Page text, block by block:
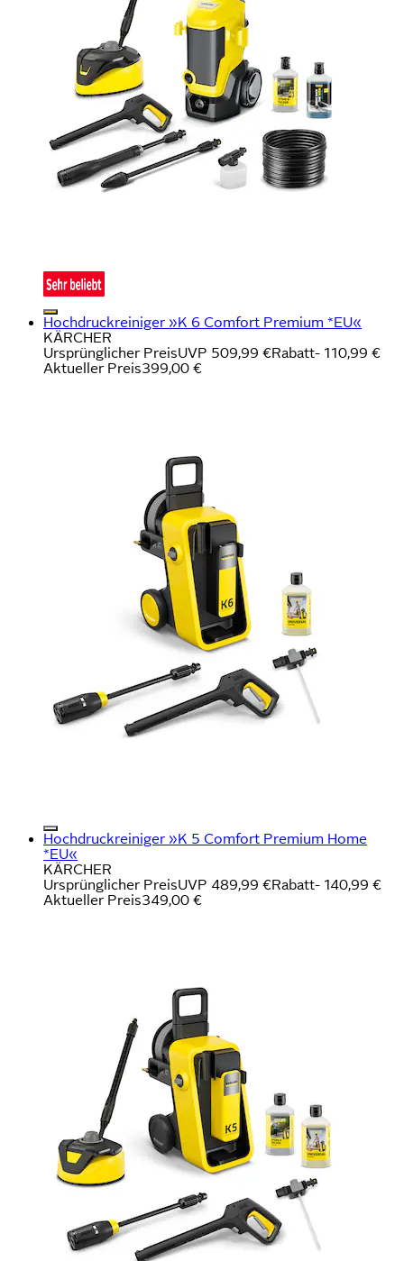
Hochdruckreiniger »K 6 Comfort Premium *EU«
KÄRCHER
Ursprünglicher PreisUVP 509,99 €Rabatt- 110,99 €
Aktueller Preis399,00 €
Hochdruckreiniger »K 5 Comfort Premium Home
*EU«
KÄRCHER
Ursprünglicher PreisUVP 489,99 €Rabatt- 140,99 €
Aktueller Preis349,00 €